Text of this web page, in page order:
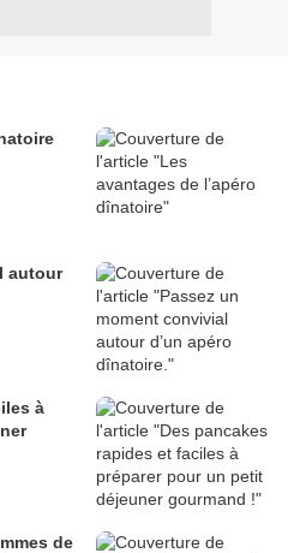
autour
à
de